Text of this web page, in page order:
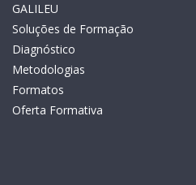
GALILEU
Soluções de Formação
Diagnóstico
Metodologias
Formatos
Oferta Formativa